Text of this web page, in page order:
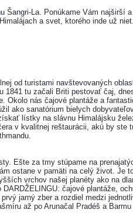
Šangri-La. Ponúkame Vám najširší
a svet, ktorého inde už
od turistami navštevovaných
1841 tu začali Briti pestovať čaj,
Okolo nás čajové plantáže a
ako sanatórium bielych
lístky na slávnu Himalájsku
v kvalitnej reštaurácii, akú by ste
Ešte za tmy stúpame na
ostane v pamäti na celý život. Je
vrchov našej planéty ako na
čajové plantáže,
jarný zber a rozdiel medzi
až po Arunačal Pradéš a